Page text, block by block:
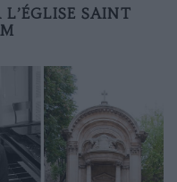
SAINT